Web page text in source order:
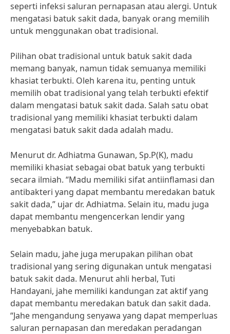
seperti infeksi saluran pernapasan atau alergi. Untuk
mengatasi batuk sakit dada, banyak orang memilih
untuk menggunakan obat tradisional.
Pilihan obat tradisional untuk batuk sakit dada
memang banyak, namun tidak semuanya memiliki
khasiat terbukti. Oleh karena itu, penting untuk
memilih obat tradisional yang telah terbukti efektif
dalam mengatasi batuk sakit dada. Salah satu obat
tradisional yang memiliki khasiat terbukti dalam
mengatasi batuk sakit dada adalah madu.
Menurut dr. Adhiatma Gunawan, Sp.P(K), madu
memiliki khasiat sebagai obat batuk yang terbukti
secara ilmiah. “Madu memiliki sifat antiinflamasi dan
antibakteri yang dapat membantu meredakan batuk
sakit dada,” ujar dr. Adhiatma. Selain itu, madu juga
dapat membantu mengencerkan lendir yang
menyebabkan batuk.
Selain madu, jahe juga merupakan pilihan obat
tradisional yang sering digunakan untuk mengatasi
batuk sakit dada. Menurut ahli herbal, Tuti
Handayani, jahe memiliki kandungan zat aktif yang
dapat membantu meredakan batuk dan sakit dada.
“Jahe mengandung senyawa yang dapat memperluas
saluran pernapasan dan meredakan peradangan